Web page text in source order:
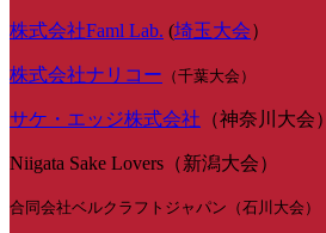
株式会社Faml Lab. (埼玉大会）
株式会社ナリコー （千葉大会）
サケ・エッジ株式会社 （神奈川大会）
Niigata Sake Lovers（新潟大会）
合同会社ベルクラフトジャパン（石川大会）